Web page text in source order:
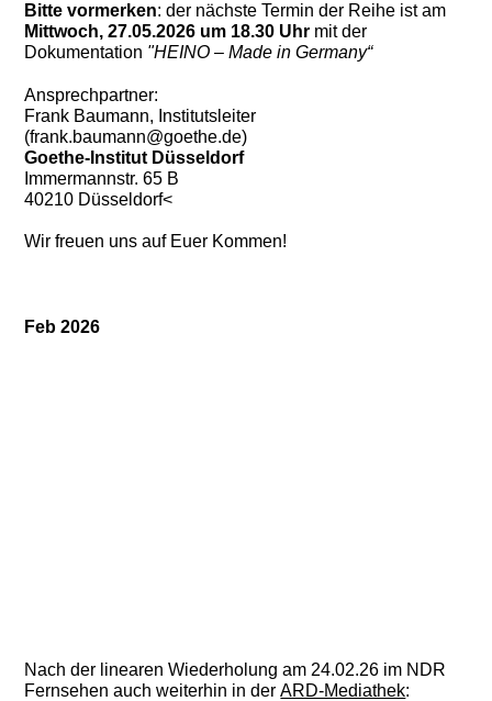
Bitte vormerken: der nächste Termin der Reihe ist am
Mittwoch, 27.05.2026 um 18.30 Uhr mit der
Dokumentation "HEINO – Made in Germany“
Ansprechpartner:
Frank Baumann, Institutsleiter
(frank.baumann@goethe.de)
Goethe-Institut Düsseldorf
Immermannstr. 65 B
40210 Düsseldorf<
Wir freuen uns auf Euer Kommen!
Feb 2026
Nach der linearen Wiederholung am 24.02.26 im NDR
Fernsehen auch weiterhin in der ARD-Mediathek: